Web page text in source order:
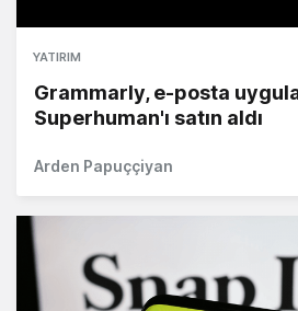
YATIRIM
Grammarly, e-posta
Superhuman'ı satın aldı
Arden Papuççiyan